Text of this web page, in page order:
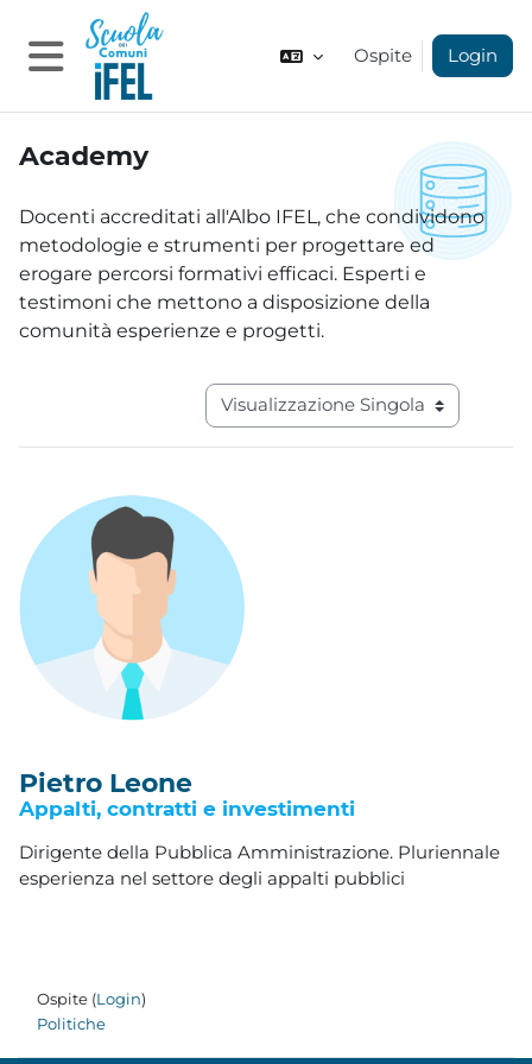
Vai al contenuto principale
Pannello laterale
Ospite Login
Academy
Docenti accreditati all'Albo IFEL, che condividono
metodologie e strumenti per progettare ed
erogare percorsi formativi efficaci. Esperti e
testimoni che mettono a disposizione della
comunità esperienze e progetti.
Navigazione terziaria modalità
Pietro Leone
Appalti, contratti e investimenti
Dirigente della Pubblica Amministrazione. Pluriennale
esperienza nel settore degli appalti pubblici
Ospite (Login)
Politiche